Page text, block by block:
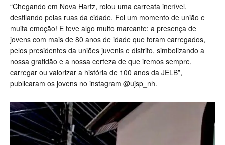
“Chegando em Nova Hartz, rolou uma carreata incrível,
desfilando pelas ruas da cidade. Foi um momento de união e
muita emoção! E teve algo muito marcante: a presença de
jovens com mais de 80 anos de idade que foram carregados,
pelos presidentes da uniões juvenis e distrito, simbolizando a
nossa gratidão e a nossa certeza de que iremos sempre,
carregar ou valorizar a história de 100 anos da JELB”,
publicaram os jovens no instagram @ujsp_nh.